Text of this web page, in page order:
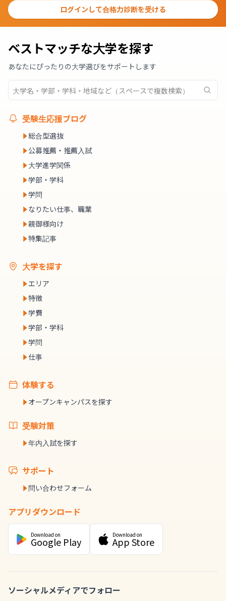
ログインして合格力診断を受ける
ベストマッチな大学を探す
あなたにぴったりの大学選びをサポートします
受験生応援ブログ
総合型選抜
公募推薦・推薦入試
大学進学関係
学部・学科
学問
なりたい仕事、職業
親御様向け
特集記事
大学を探す
エリア
特徴
学費
学部・学科
学問
仕事
体験する
オープンキャンパスを探す
受験対策
年内入試を探す
サポート
問い合わせフォーム
アプリダウンロード
Download on
Google Play
Download on
App Store
ソーシャルメディアでフォロー